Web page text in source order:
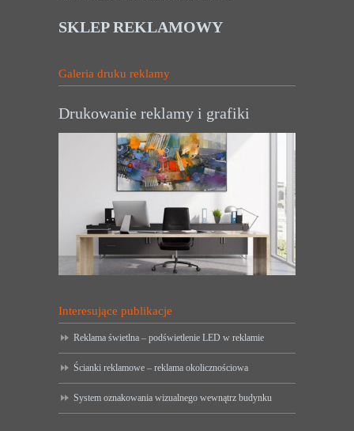
SKLEP REKLAMOWY
Galeria druku reklamy
Drukowanie reklamy i grafiki
Interesujące publikacje
Reklama świetlna – podświetlenie LED w reklamie
Ścianki reklamowe – reklama okolicznościowa
System oznakowania wizualnego wewnątrz budynku